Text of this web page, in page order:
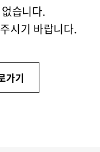
습니다.
시기 바랍니다.
가기